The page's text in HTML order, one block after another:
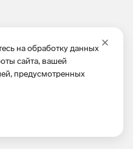
на обработку данных
сайта, вашей
предусмотренных